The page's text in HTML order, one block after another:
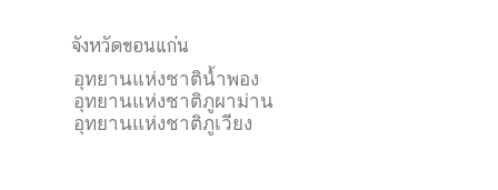
จังหวัดขอนแก่น
อุทยานแห่งชาติน้ำพอง
อุทยานแห่งชาติภูผาม่าน
อุทยานแห่งชาติภูเวียง